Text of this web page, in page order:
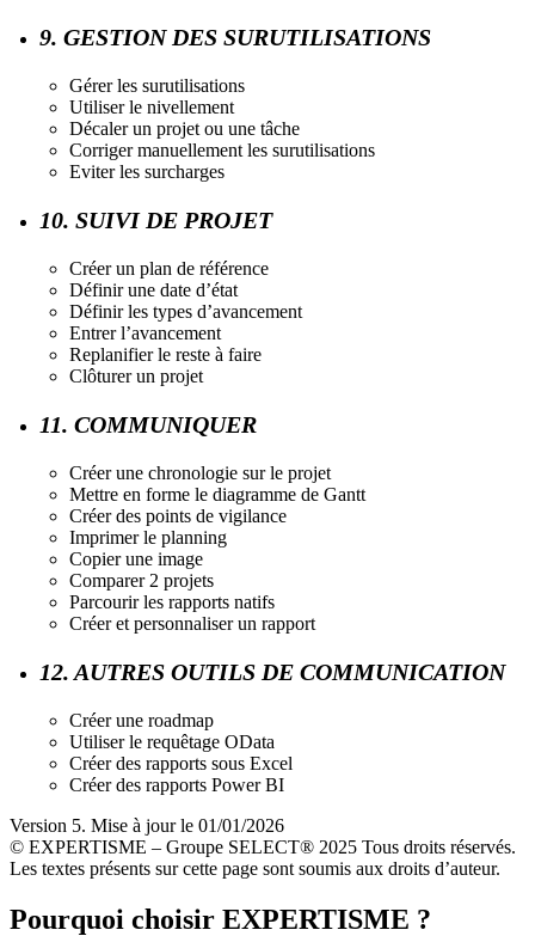
9. GESTION DES SURUTILISATIONS
Gérer les surutilisations
Utiliser le nivellement
Décaler un projet ou une tâche
Corriger manuellement les surutilisations
Eviter les surcharges
10. SUIVI DE PROJET
Créer un plan de référence
Définir une date d’état
Définir les types d’avancement
Entrer l’avancement
Replanifier le reste à faire
Clôturer un projet
11. COMMUNIQUER
Créer une chronologie sur le projet
Mettre en forme le diagramme de Gantt
Créer des points de vigilance
Imprimer le planning
Copier une image
Comparer 2 projets
Parcourir les rapports natifs
Créer et personnaliser un rapport
12. AUTRES OUTILS DE COMMUNICATION
Créer une roadmap
Utiliser le requêtage OData
Créer des rapports sous Excel
Créer des rapports Power BI
Version 5. Mise à jour le 01/01/2026
© EXPERTISME – Groupe SELECT® 2025 Tous droits réservés.
Les textes présents sur cette page sont soumis aux droits d’auteur.
Pourquoi choisir EXPERTISME ?